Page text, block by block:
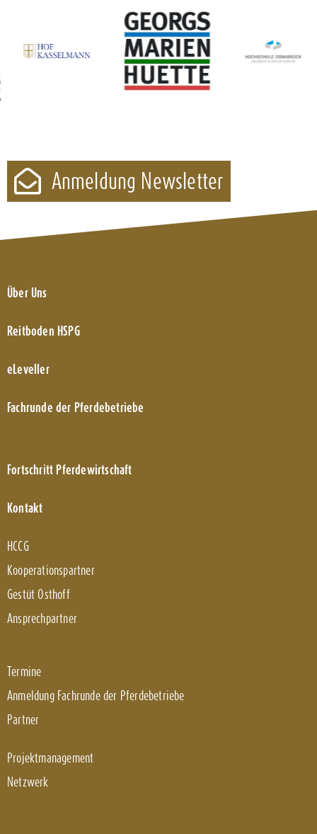
Anmeldung Newsletter
Über Uns
Reitboden HSPG
eLeveller
Fachrunde der Pferdebetriebe
Fortschritt Pferdewirtschaft
Kontakt
HCCG
Kooperationspartner
Gestüt Osthoff
Ansprechpartner
Termine
Anmeldung Fachrunde der Pferdebetriebe
Partner
Projektmanagement
Netzwerk